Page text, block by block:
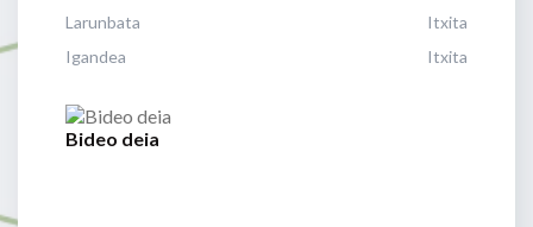
Larunbata
Itxita
Igandea
Itxita
Bideo deia